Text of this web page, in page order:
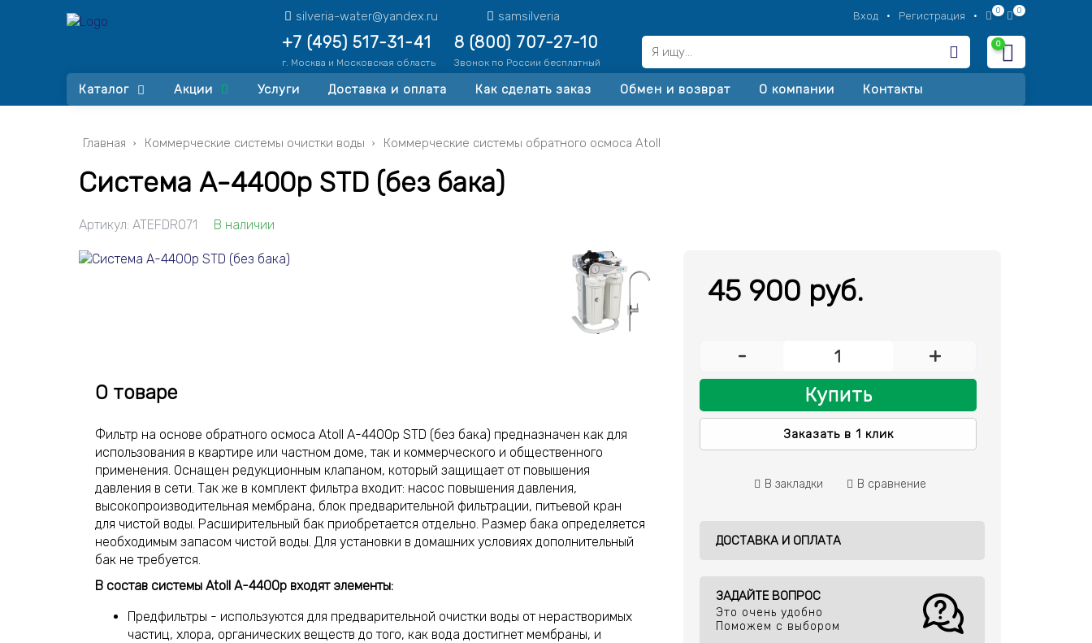
silveria-water@yandex.ru samsilveria Вход • Регистрация • 0 0
+7 (495) 517-31-41
г. Москва и Московская область
8 (800) 707-27-10
Звонок по России бесплатный
0
Каталог Акции Услуги Доставка и оплата Как сделать заказ Обмен и возврат О компании Контакты
Главная Коммерческие системы очистки воды Коммерческие системы обратного осмоса Atoll
Система A-4400p STD (без бака)
Артикул: ATEFDR071 В наличии
О товаре
Фильтр на основе обратного осмоса Atoll A-4400p STD (без бака) предназначен как для
использования в квартире или частном доме, так и коммерческого и общественного
применения. Оснащен редукционным клапаном, который защищает от повышения
давления в сети. Так же в комплект фильтра входит: насос повышения давления,
высокопроизводительная мембрана, блок предварительной фильтрации, питьевой кран
для чистой воды. Расширительный бак приобретается отдельно. Размер бака определяется
необходимым запасом чистой воды. Для установки в домашних условиях дополнительный
бак не требуется.
В состав системы Atoll A-4400p входят элементы:
Предфильтры - используются для предварительной очистки воды от нерастворимых
частиц, хлора, органических веществ до того, как вода достигнет мембраны, и
45 900 руб.
- +
Купить
Заказать в 1 клик
В закладки В сравнение
ДОСТАВКА И ОПЛАТА
ЗАДАЙТЕ ВОПРОС
Это очень удобно
Поможем с выбором